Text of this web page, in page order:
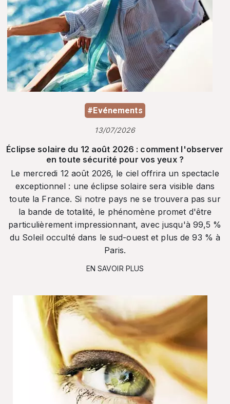
#Evénements
13/07/2026
Éclipse solaire du 12 août 2026 : comment l'observer
en toute sécurité pour vos yeux ?
Le mercredi 12 août 2026, le ciel offrira un spectacle
exceptionnel : une éclipse solaire sera visible dans
toute la France. Si notre pays ne se trouvera pas sur
la bande de totalité, le phénomène promet d'être
particulièrement impressionnant, avec jusqu'à 99,5 %
du Soleil occulté dans le sud-ouest et plus de 93 % à
Paris.
EN SAVOIR PLUS